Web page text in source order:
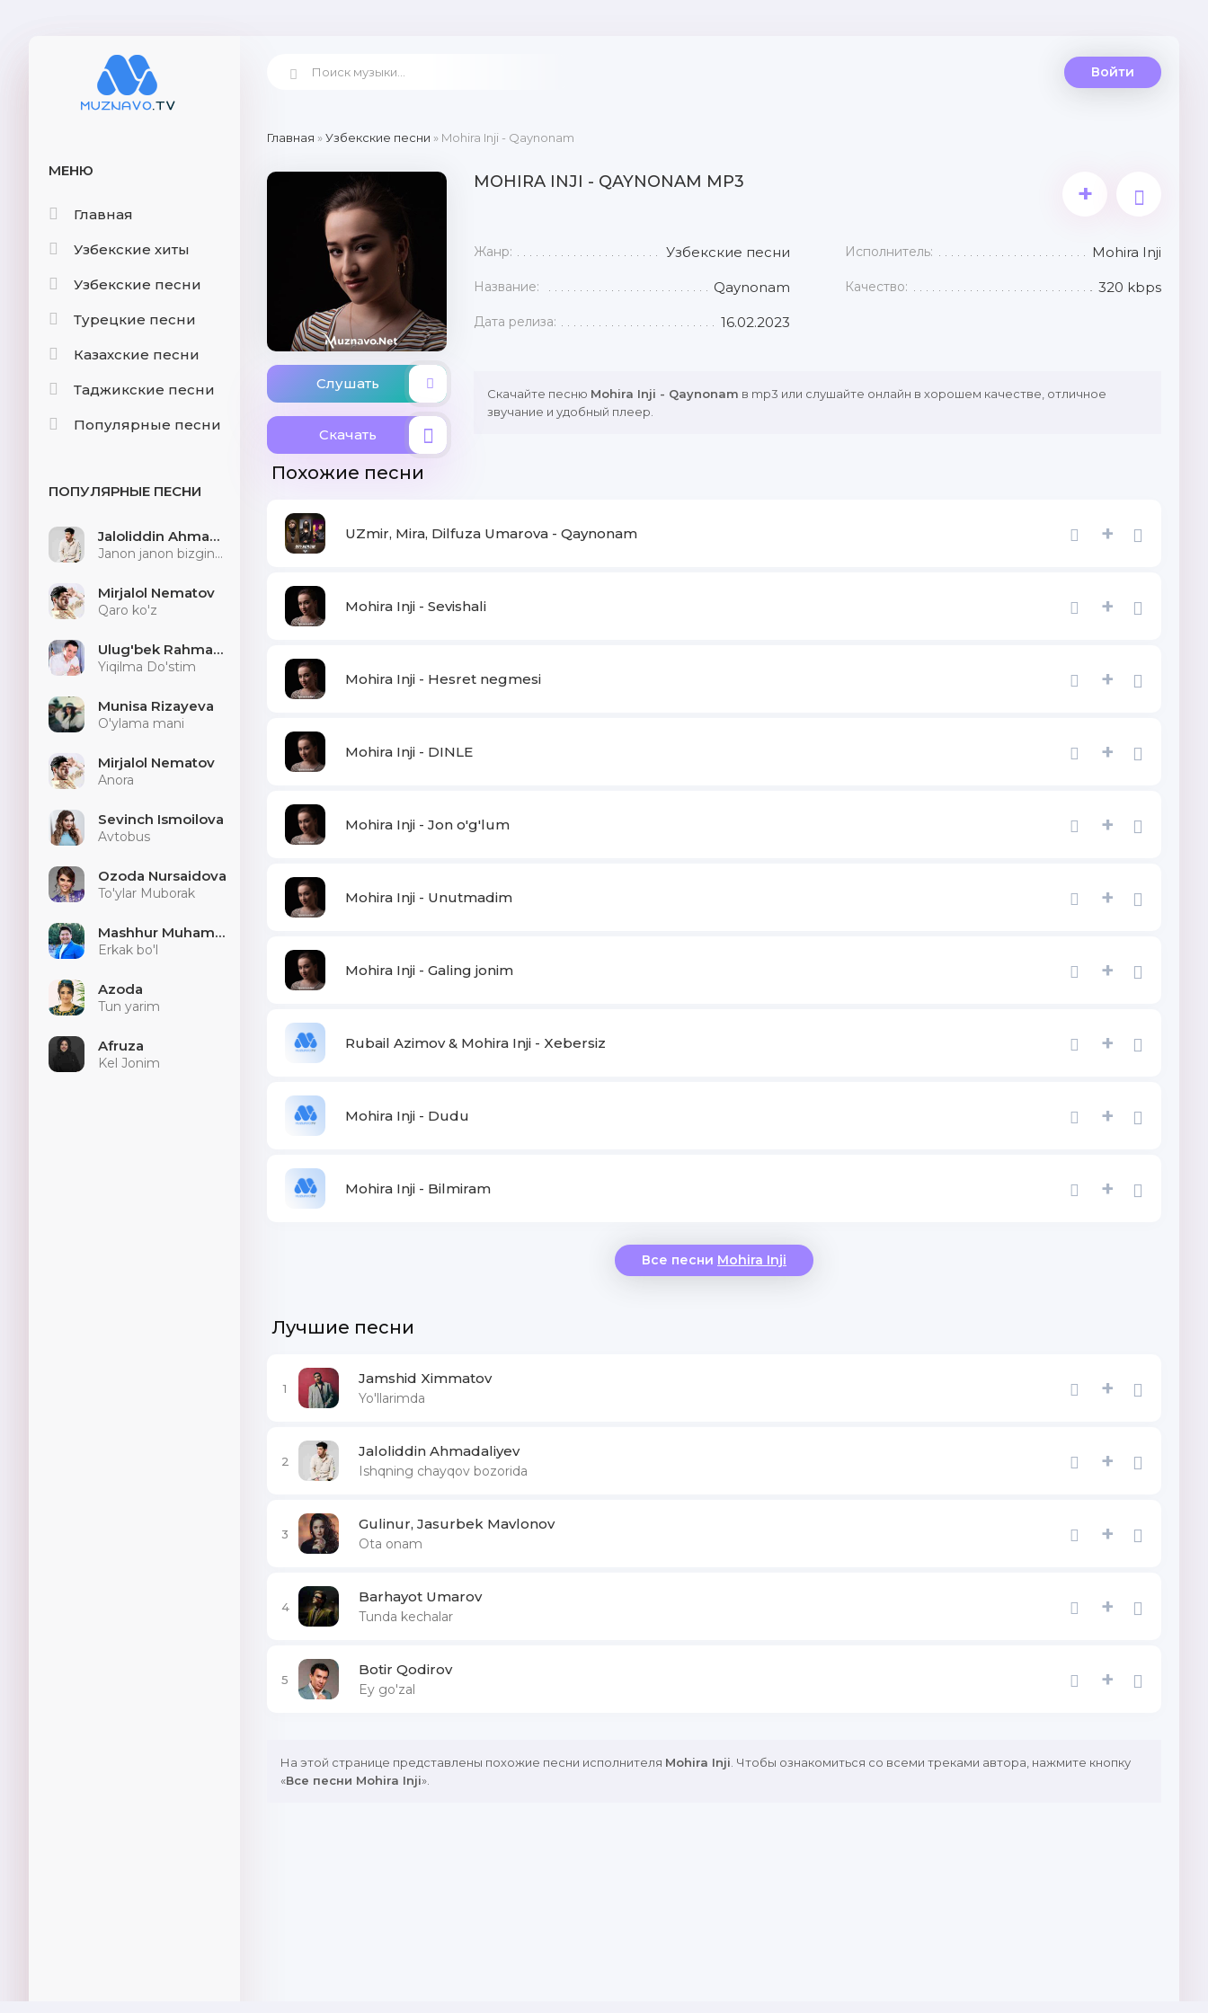
МЕНЮ
Главная
Узбекские хиты
Узбекские песни
Турецкие песни
Казахские песни
Таджикские песни
Популярные песни
ПОПУЛЯРНЫЕ ПЕСНИ
Jaloliddin Ahmadaliyev
Janon janon bizginani sog'indilarmu
Mirjalol Nematov
Qaro ko'z
Ulug'bek Rahmatullayev
Yiqilma Do'stim
Munisa Rizayeva
O'ylama mani
Mirjalol Nematov
Anora
Sevinch Ismoilova
Avtobus
Ozoda Nursaidova
To'ylar Muborak
Mashhur Muhammad
Erkak bo'l
Azoda
Tun yarim
Afruza
Kel Jonim
Войти
Главная »Узбекские песни » Mohira Inji - Qaynonam
Слушать
Скачать
MOHIRA INJI - QAYNONAM MP3 +
Жанр: Узбекские песни Исполнитель: Mohira Inji
Название: Qaynonam Качество: 320 kbps
Дата релиза: 16.02.2023
Скачайте песню Mohira Inji - Qaynonam в mp3 или слушайте онлайн в хорошем качестве, отличное
звучание и удобный плеер.
Похожие песни
UZmir, Mira, Dilfuza Umarova - Qaynonam +
Mohira Inji - Sevishali +
Mohira Inji - Hesret negmesi +
Mohira Inji - DINLE +
Mohira Inji - Jon o'g'lum +
Mohira Inji - Unutmadim +
Mohira Inji - Galing jonim +
Rubail Azimov & Mohira Inji - Xebersiz +
Mohira Inji - Dudu +
Mohira Inji - Bilmiram +
Все песни Mohira Inji
Лучшие песни
1
Jamshid Ximmatov
Yo'llarimda +
2
Jaloliddin Ahmadaliyev
Ishqning chayqov bozorida +
3
Gulinur, Jasurbek Mavlonov
Ota onam +
4
Barhayot Umarov
Tunda kechalar +
5
Botir Qodirov
Ey go'zal +
На этой странице представлены похожие песни исполнителя Mohira Inji . Чтобы ознакомиться со всеми треками автора, нажмите кнопку
«Все песни Mohira Inji».